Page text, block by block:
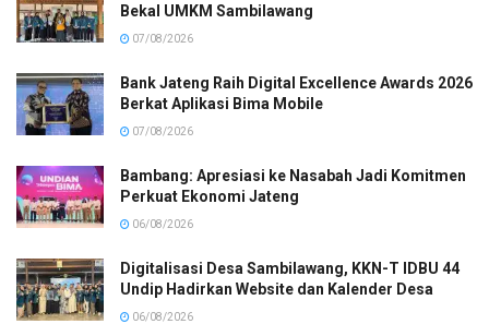
Bekal UMKM Sambilawang
07/08/2026
Bank Jateng Raih Digital Excellence Awards 2026
Berkat Aplikasi Bima Mobile
07/08/2026
Bambang: Apresiasi ke Nasabah Jadi Komitmen
Perkuat Ekonomi Jateng
06/08/2026
Digitalisasi Desa Sambilawang, KKN-T IDBU 44
Undip Hadirkan Website dan Kalender Desa
06/08/2026